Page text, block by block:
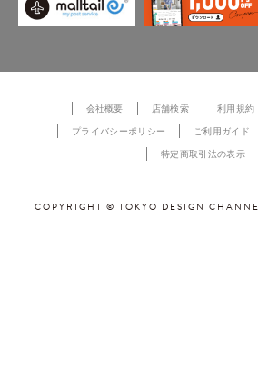
会社概要 店舗検索 利用規約
プライバシーポリシー ご利用ガイド
特定商取引法の表示
COPYRIGHT © TOKYO DESIGN